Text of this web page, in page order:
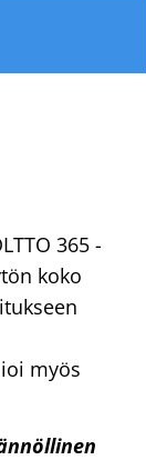
365 -
koko
myös